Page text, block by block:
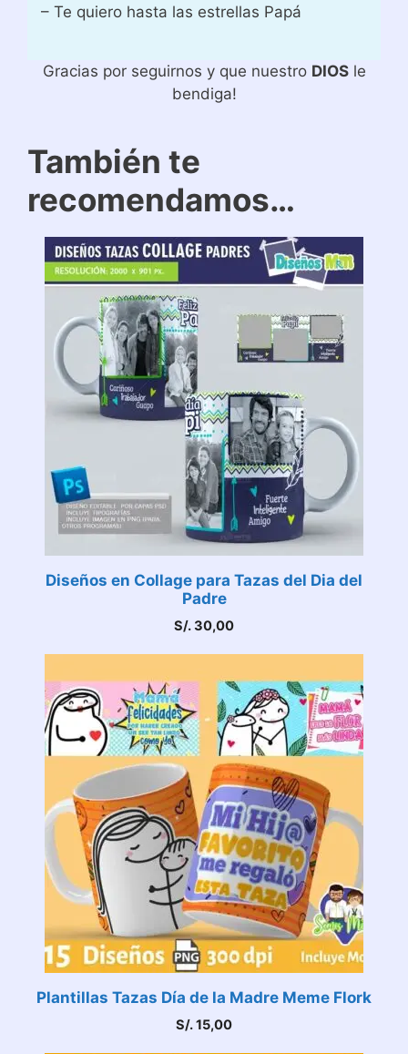
– Te quiero hasta las estrellas Papá
Gracias por seguirnos y que nuestro DIOSle
bendiga!
También te
recomendamos…
Diseños en Collage para Tazas del Dia del
Padre
S/.30,00
Plantillas Tazas Día de la Madre Meme Flork
S/.15,00